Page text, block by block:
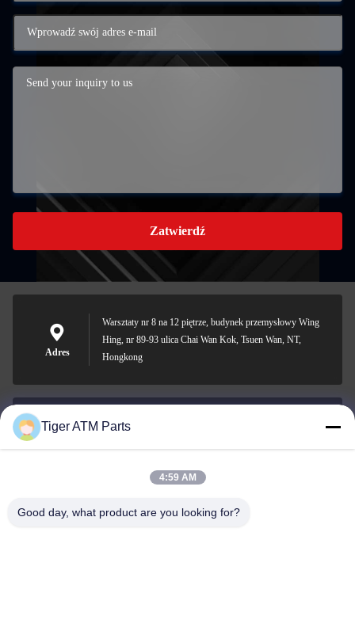
Zatwierdź
Adres
Warsztaty nr 8 na 12 piętrze, budynek przemysłowy Wing
Hing, nr 89-93 ulica Chai Wan Kok, Tsuen Wan, NT,
Hongkong
Wiadomość
Tiger ATM Parts
4:59 AM
Good day, what product are you looking for?